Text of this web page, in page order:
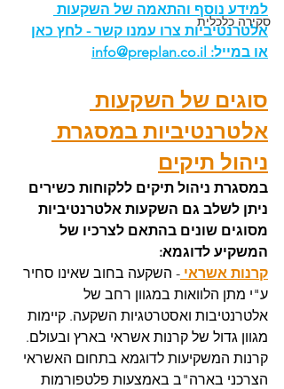
סקירה כלכלית
למידע נוסף והתאמה של השקעות
אלטרנטיביות צרו עמנו קשר - לחץ כאן
או במייל: info@preplan.co.il
סוגים של השקעות
אלטרנטיביות במסגרת
ניהול תיקים
במסגרת ניהול תיקים ללקוחות כשירים
ניתן לשלב גם השקעות אלטרנטיביות
מסוגים שונים בהתאם לצרכיו של
המשקיע לדוגמא:
קרנות אשראי - השקעה בחוב שאינו סחיר
ע"י מתן הלוואות במגוון רחב של
אלטרנטיבות ואסטרטגיות השקעה. קיימות
מגוון גדול של קרנות אשראי בארץ ובעולם.
קרנות המשקיעות לדוגמא בתחום האשראי
הצרכני בארה"ב באמצעות פלטפורמות